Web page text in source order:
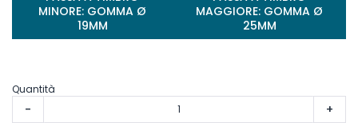
MINORE: GOMMA Ø
19MM
MAGGIORE: GOMMA Ø
25MM
Quantità
- +